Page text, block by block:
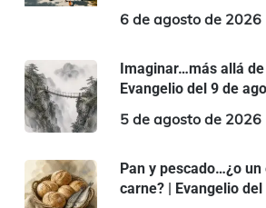
6 de agosto de 2026
Imaginar…más allá
Evangelio del 9 de
5 de agosto de 2026
Pan y pescado…¿o
carne? | Evangelio